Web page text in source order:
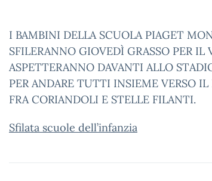
I BAMBINI DELLA SCUOLA PIAGET
SFILERANNO GIOVEDÌ GRASSO PER
ASPETTERANNO DAVANTI ALLO
PER ANDARE TUTTI INSIEME VERSO IL
FRA CORIANDOLI E STELLE FILANTI.
Sfilata scuole dell’infanzia